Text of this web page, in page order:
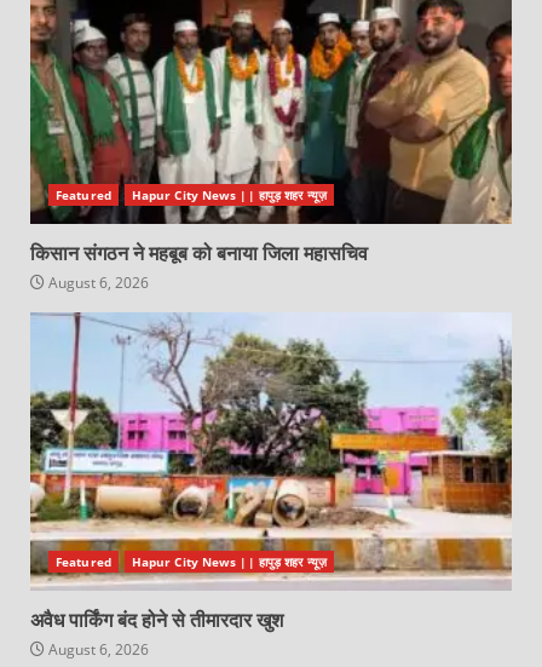
Featured Hapur City News || हापुड़ शहर न्यूज़
किसान संगठन ने महबूब को बनाया जिला महासचिव
August 6, 2026
Featured Hapur City News || हापुड़ शहर न्यूज़
अवैध पार्किंग बंद होने से तीमारदार खुश
August 6, 2026